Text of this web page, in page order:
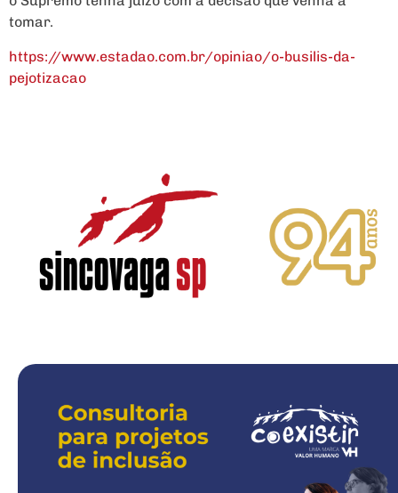
tomar.
https://www.estadao.com.br/opiniao/o-busilis-da-
pejotizacao